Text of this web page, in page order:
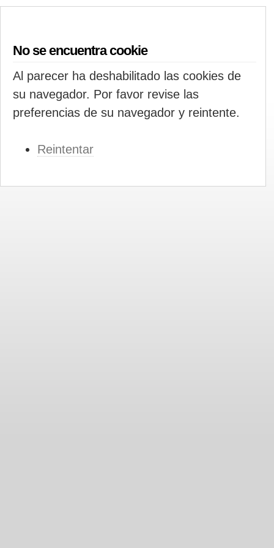
No se encuentra cookie
Al parecer ha deshabilitado las cookies de
su navegador. Por favor revise las
preferencias de su navegador y reintente.
Reintentar